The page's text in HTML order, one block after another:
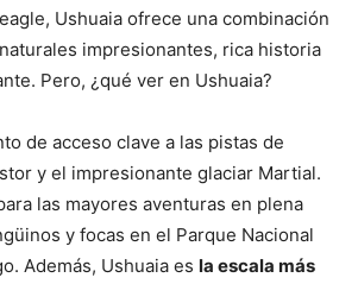
Ushuaia ofrece una combinación
impresionantes, rica historia
Pero, ¿qué ver en Ushuaia?
de acceso clave a las pistas de
y el impresionante glaciar Martial.
las mayores aventuras en plena
y focas en el Parque Nacional
Además, Ushuaia es la escala más